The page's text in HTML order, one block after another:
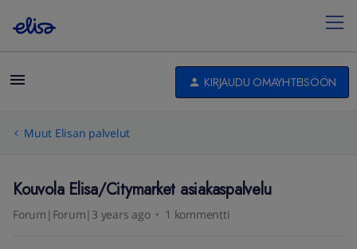
KIRJAUDU OMAYHTEISÖÖN
Muut Elisan palvelut
Kouvola Elisa/Citymarket asiakaspalvelu
Forum|Forum|3 years ago 1 kommentti